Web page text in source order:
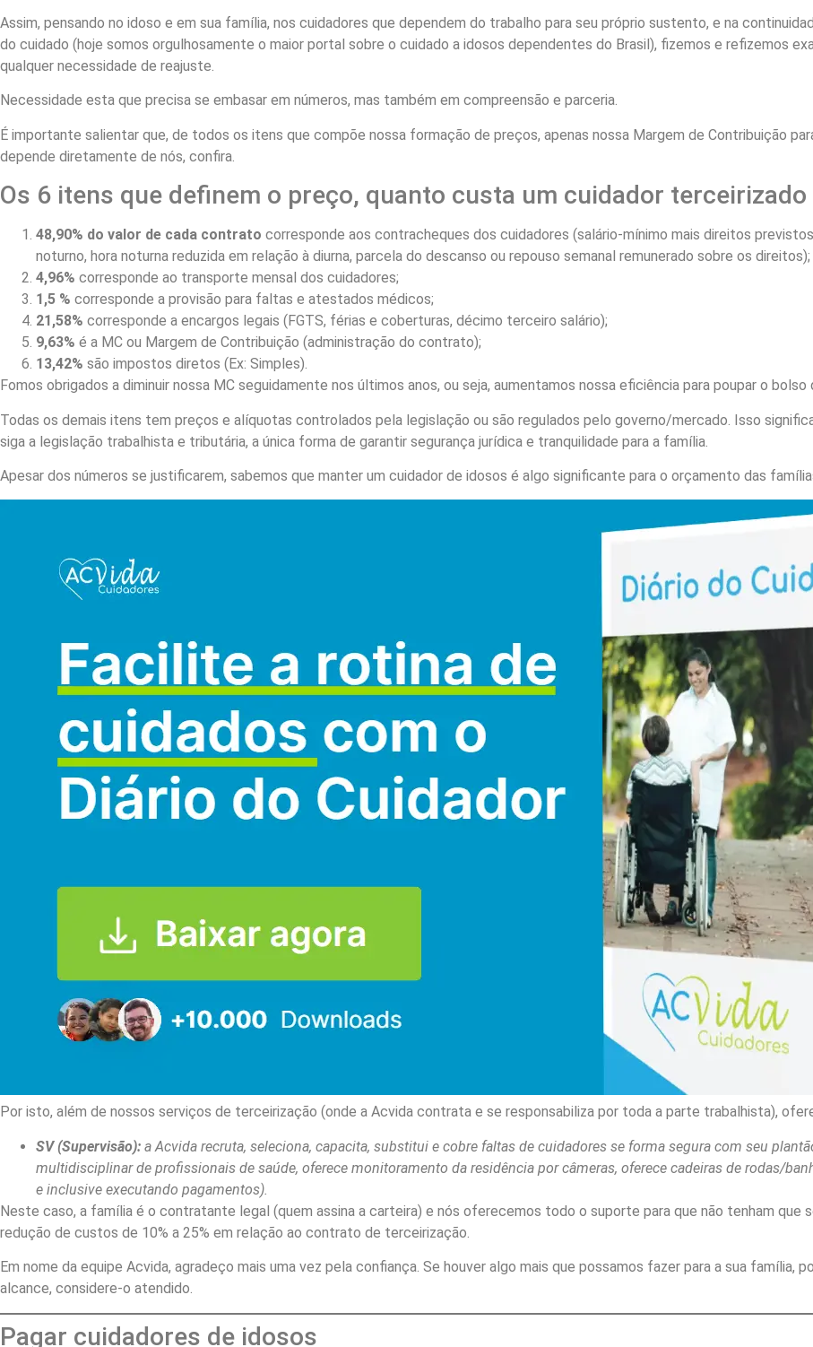
Assim, pensando no idoso e em sua família, nos cuidadores que dependem do trabalho para seu próprio sustento, e na
do cuidado (hoje somos orgulhosamente o maior portal sobre o cuidado a idosos dependentes do Brasil), fizemos e refizemos
qualquer necessidade de reajuste.
Necessidade esta que precisa se embasar em números, mas também em compreensão e parceria.
É importante salientar que, de todos os itens que compõe nossa formação de preços, apenas nossa Margem de Contribuição
depende diretamente de nós, confira.
Os 6 itens que definem o preço, quanto custa um cuidador
48,90% do valor de cada contrato corresponde aos contracheques dos cuidadores (salário-mínimo mais direitos
noturno, hora noturna reduzida em relação à diurna, parcela do descanso ou repouso semanal remunerado sobre os direitos);
4,96% corresponde ao transporte mensal dos cuidadores;
1,5 % corresponde a provisão para faltas e atestados médicos;
21,58% corresponde a encargos legais (FGTS, férias e coberturas, décimo terceiro salário);
9,63% é a MC ou Margem de Contribuição (administração do contrato);
13,42% são impostos diretos (Ex: Simples).
Fomos obrigados a diminuir nossa MC seguidamente nos últimos anos, ou seja, aumentamos nossa eficiência para poupar o
Todas os demais itens tem preços e alíquotas controlados pela legislação ou são regulados pelo governo/mercado. Isso
siga a legislação trabalhista e tributária, a única forma de garantir segurança jurídica e tranquilidade para a família.
Apesar dos números se justificarem, sabemos que manter um cuidador de idosos é algo significante para o orçamento das
Por isto, além de nossos serviços de terceirização (onde a Acvida contrata e se responsabiliza por toda a parte trabalhista),
SV (Supervisão): a Acvida recruta, seleciona, capacita, substitui e cobre faltas de cuidadores se forma segura com seu
multidisciplinar de profissionais de saúde, oferece monitoramento da residência por câmeras, oferece cadeiras de rodas/
e inclusive executando pagamentos).
Neste caso, a família é o contratante legal (quem assina a carteira) e nós oferecemos todo o suporte para que não tenham
redução de custos de 10% a 25% em relação ao contrato de terceirização.
Em nome da equipe Acvida, agradeço mais uma vez pela confiança. Se houver algo mais que possamos fazer para a sua
alcance, considere-o atendido.
Pagar cuidadores de idosos